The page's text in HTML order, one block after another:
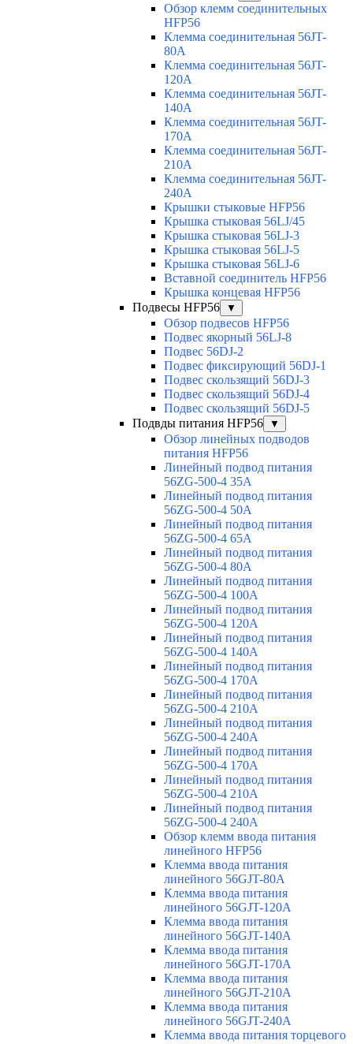
Обзор клемм соединительных
HFP56
Клемма соединительная 56JT-
80A
Клемма соединительная 56JT-
120A
Клемма соединительная 56JT-
140A
Клемма соединительная 56JT-
170A
Клемма соединительная 56JT-
210A
Клемма соединительная 56JT-
240A
Крышки стыковые HFP56
Крышка стыковая 56LJ/45
Крышка стыковая 56LJ-3
Крышка стыковая 56LJ-5
Крышка стыковая 56LJ-6
Вставной соединитель HFP56
Крышка концевая HFP56
Подвесы HFP56
▼
Обзор подвесов HFP56
Подвес якорный 56LJ-8
Подвес 56DJ-2
Подвес фиксирующий 56DJ-1
Подвес скользящий 56DJ-3
Подвес скользящий 56DJ-4
Подвес скользящий 56DJ-5
Подвды питания HFP56
▼
Обзор линейных подводов
питания HFP56
Линейный подвод питания
56ZG-500-4 35A
Линейный подвод питания
56ZG-500-4 50A
Линейный подвод питания
56ZG-500-4 65A
Линейный подвод питания
56ZG-500-4 80A
Линейный подвод питания
56ZG-500-4 100A
Линейный подвод питания
56ZG-500-4 120A
Линейный подвод питания
56ZG-500-4 140A
Линейный подвод питания
56ZG-500-4 170A
Линейный подвод питания
56ZG-500-4 210A
Линейный подвод питания
56ZG-500-4 240A
Линейный подвод питания
56ZG-500-4 170A
Линейный подвод питания
56ZG-500-4 210A
Линейный подвод питания
56ZG-500-4 240A
Обзор клемм ввода питания
линейного HFP56
Клемма ввода питания
линейного 56GJT-80A
Клемма ввода питания
линейного 56GJT-120A
Клемма ввода питания
линейного 56GJT-140A
Клемма ввода питания
линейного 56GJT-170A
Клемма ввода питания
линейного 56GJT-210A
Клемма ввода питания
линейного 56GJT-240A
Клемма ввода питания торцевого